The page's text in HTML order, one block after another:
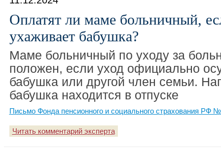
Оплатят ли маме больничный,
ухаживает бабушка?
Маме больничный по уходу за
положен, если уход официально
бабушка или другой член семьи.
бабушка находится в отпуске
Письмо Фонда пенсионного и социального страхования РФ
Читать комментарий эксперта